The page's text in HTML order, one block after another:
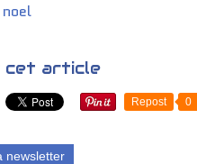
noel
cet article
Repost 0
newsletter